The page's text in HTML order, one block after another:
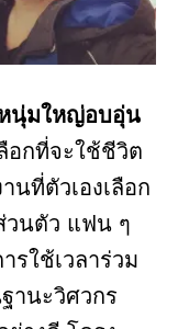
นุ่มใหญ่อบอุ่น
อกที่จะใช้ชีวิต
นที่ตัวเองเลือก
วนตัว แฟน ๆ
รใช้เวลาร่วม
านะวิศวกร